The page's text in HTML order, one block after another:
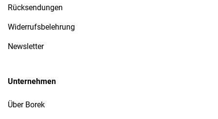
Rücksendungen
Widerrufsbelehrung
Newsletter
Unternehmen
Über Borek